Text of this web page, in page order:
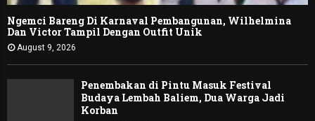
Ngemci Bareng Di Karnaval Pembangunan, Wilhelmina
Dan Victor Tampil Dengan Outfit Unik
August 9, 2026
Penembakan di Pintu Masuk Festival
Budaya Lembah Baliem, Dua Warga Jadi
Korban